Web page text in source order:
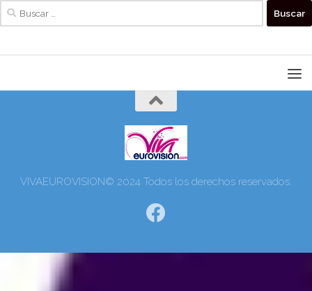
VIVAEUROVISION© 2024 Todos los derechos reservados.